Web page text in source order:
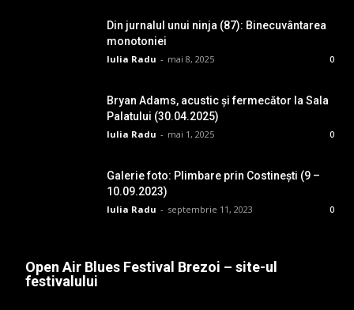
Din jurnalul unui ninja (87): Binecuvântarea
monotoniei
Iulia Radu - mai 8, 2025 0
Bryan Adams, acustic și fermecător la Sala
Palatului (30.04.2025)
Iulia Radu - mai 1, 2025 0
Galerie foto: Plimbare prin Costinești (9 –
10.09.2023)
Iulia Radu - septembrie 11, 2023 0
Open Air Blues Festival Brezoi – site-ul
festivalului